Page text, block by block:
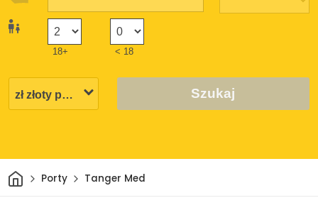
18+ < 18
Szukaj
DomPorty Tanger Med